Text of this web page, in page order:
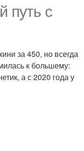
путь с
за 450, но всегда
к большему:
а с 2020 года у